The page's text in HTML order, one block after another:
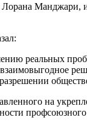
Лорана
реальных
на